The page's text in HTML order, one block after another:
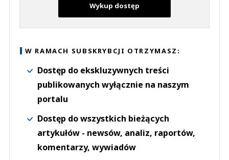
Wykup dostęp
W RAMACH SUBSKRYBCJI OTRZYMASZ:
Dostęp do ekskluzywnych treści
publikowanych wyłącznie na naszym
portalu
Dostęp do wszystkich bieżących
artykułów - newsów, analiz, raportów,
komentarzy, wywiadów